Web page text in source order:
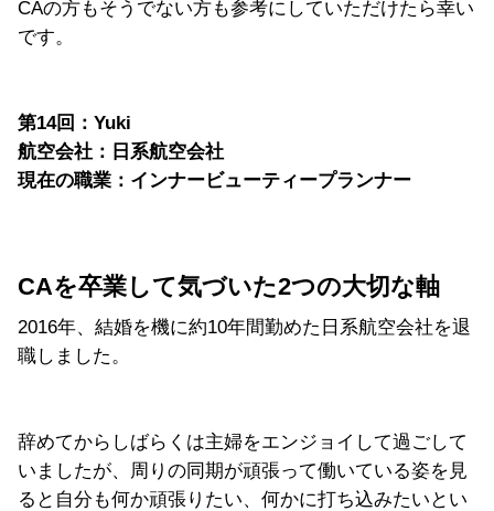
CAの方もそうでない方も参考にしていただけたら幸い
です。
第14回：Yuki
航空会社：日系航空会社
現在の職業：インナービューティープランナー
CAを卒業して気づいた2つの大切な軸
2016年、結婚を機に約10年間勤めた日系航空会社を退
職しました。
辞めてからしばらくは主婦をエンジョイして過ごして
いましたが、周りの同期が頑張って働いている姿を見
ると自分も何か頑張りたい、何かに打ち込みたいとい